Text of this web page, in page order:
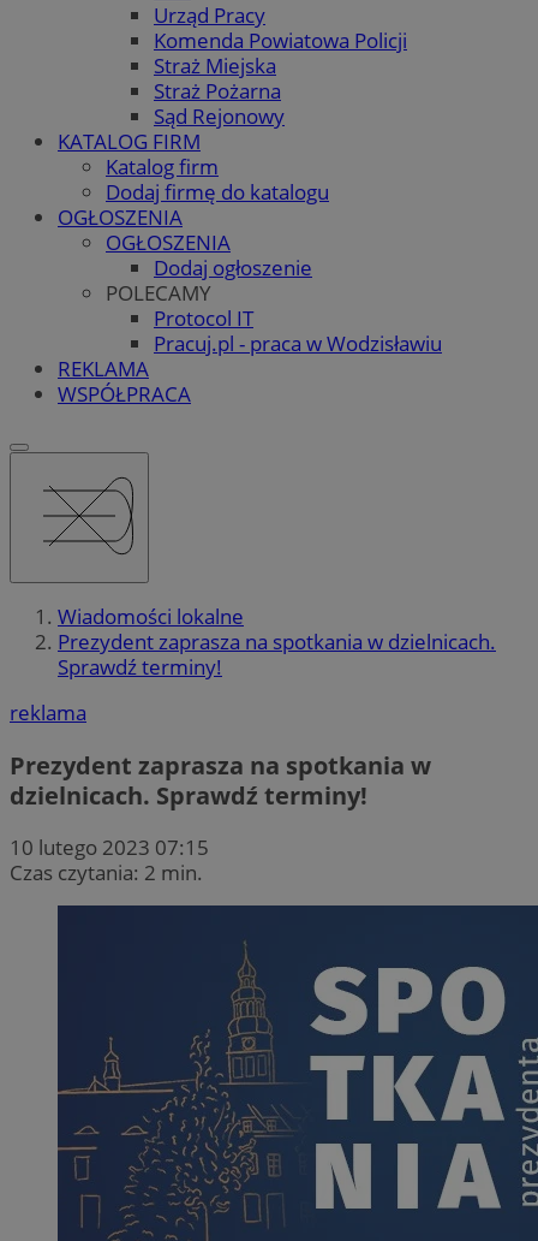
Urząd Pracy
Komenda Powiatowa Policji
Straż Miejska
Straż Pożarna
Sąd Rejonowy
KATALOG FIRM
Katalog firm
Dodaj firmę do katalogu
OGŁOSZENIA
OGŁOSZENIA
Dodaj ogłoszenie
POLECAMY
Protocol IT
Pracuj.pl - praca w Wodzisławiu
REKLAMA
WSPÓŁPRACA
Wiadomości lokalne
Prezydent zaprasza na spotkania w dzielnicach.
Sprawdź terminy!
reklama
Prezydent zaprasza na spotkania w
dzielnicach. Sprawdź terminy!
10 lutego 2023 07:15
Czas czytania: 2 min.